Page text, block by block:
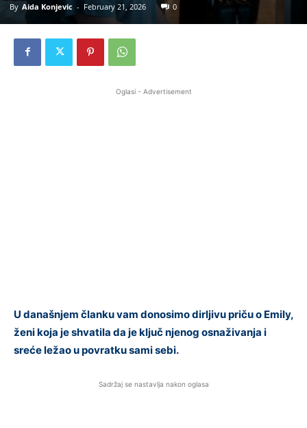
By Aida Konjevic - February 21, 2026 0
Oglasi - Advertisement
U današnjem članku vam donosimo dirljivu priču o Emily,
ženi koja je shvatila da je ključ njenog osnaživanja i
sreće ležao u povratku sami sebi.
Sadržaj se nastavlja nakon oglasa